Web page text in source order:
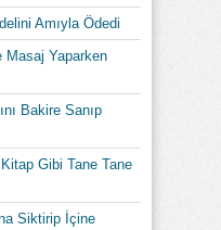
Amıyla Ödedi
Masaj Yaparken
Bakire Sanıp
Gibi Tane Tane
Siktirip İçine